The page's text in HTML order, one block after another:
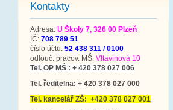
Kontakty
Adresa: U Školy 7, 326 00 Plzeň
IČ: 708 789 51
číslo účtu: 52 438 311 / 0100
odlouč. pracov. MŠ: Vltavínová 10
Tel. OP MŠ : + 420 378 027 006
Tel. ředitelna: + 420 378 027 000
Tel. kancelář ZŠ: +420 378 027 001